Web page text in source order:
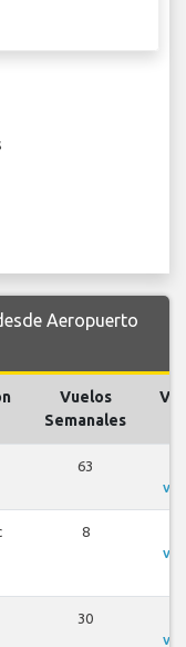
Aeropuerto
Vuelos
Semanales
63
8
30